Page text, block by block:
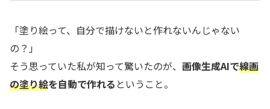
「塗り絵って、自分で描けないと作れないんじゃない
の？」
そう思っていた私が知って驚いたのが、 画像生成AIで線画
の塗り絵を自動で作れる ということ。